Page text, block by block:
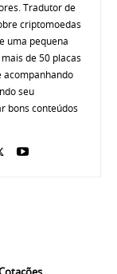
Tradutor de
criptomoedas
uma pequena
de 50 placas
acompanhando
seu
bons conteúdos